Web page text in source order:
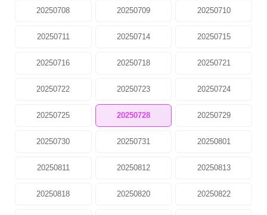
20250708 20250709 20250710
20250711 20250714 20250715
20250716 20250718 20250721
20250722 20250723 20250724
20250725 20250728 20250729
20250730 20250731 20250801
20250811 20250812 20250813
20250818 20250820 20250822